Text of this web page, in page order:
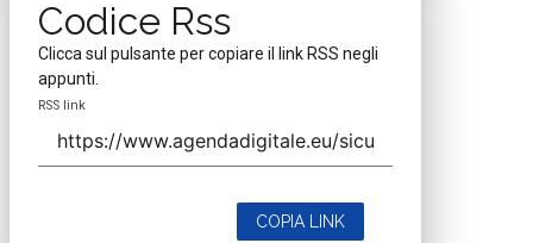
Codice Rss
Clicca sul pulsante per copiare il link RSS negli
appunti.
RSS link
COPIA LINK